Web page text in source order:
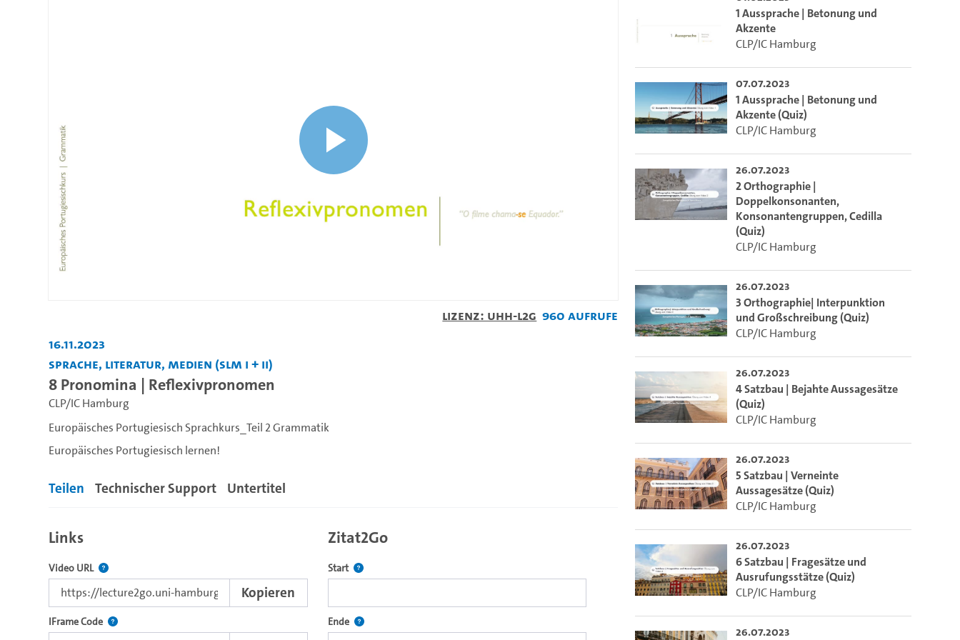
Video
abspielen
Lizenz: UHH-L2G 960 Aufrufe
16.11.2023
Sprache, Literatur, Medien (SLM I + II)
8 Pronomina | Reflexivpronomen
CLP/IC Hamburg
Europäisches Portugiesisch Sprachkurs_Teil 2 Grammatik
Europäisches Portugiesisch lernen!
Teilen Technischer Support Untertitel
Links
Video URL Der Link zu diesem Video.
Kopieren
IFrame Code Nutzen Sie diesen Code, um das Video mit dem Lecture2Go-Videoplayer einzubetten.
Zitat2Go
Start Definiert den Startpunkt für Zitat2Go. Bitte in das Feld klicken, um die aktuelle Zeit auszuwählen.
Ende Definiert den Endpunkt für Zitat2Go. Bitte in das Feld klicken, um die aktuelle Zeit auszuwählen.
1 Aussprache | Betonung und
Akzente
CLP/IC Hamburg
07.07.2023
1 Aussprache | Betonung und
Akzente (Quiz)
CLP/IC Hamburg
26.07.2023
2 Orthographie |
Doppelkonsonanten,
Konsonantengruppen, Cedilla
(Quiz)
CLP/IC Hamburg
26.07.2023
3 Orthographie| Interpunktion
und Großschreibung (Quiz)
CLP/IC Hamburg
26.07.2023
4 Satzbau | Bejahte Aussagesätze
(Quiz)
CLP/IC Hamburg
26.07.2023
5 Satzbau | Verneinte
Aussagesätze (Quiz)
CLP/IC Hamburg
26.07.2023
6 Satzbau | Fragesätze und
Ausrufungsstätze (Quiz)
CLP/IC Hamburg
26.07.2023